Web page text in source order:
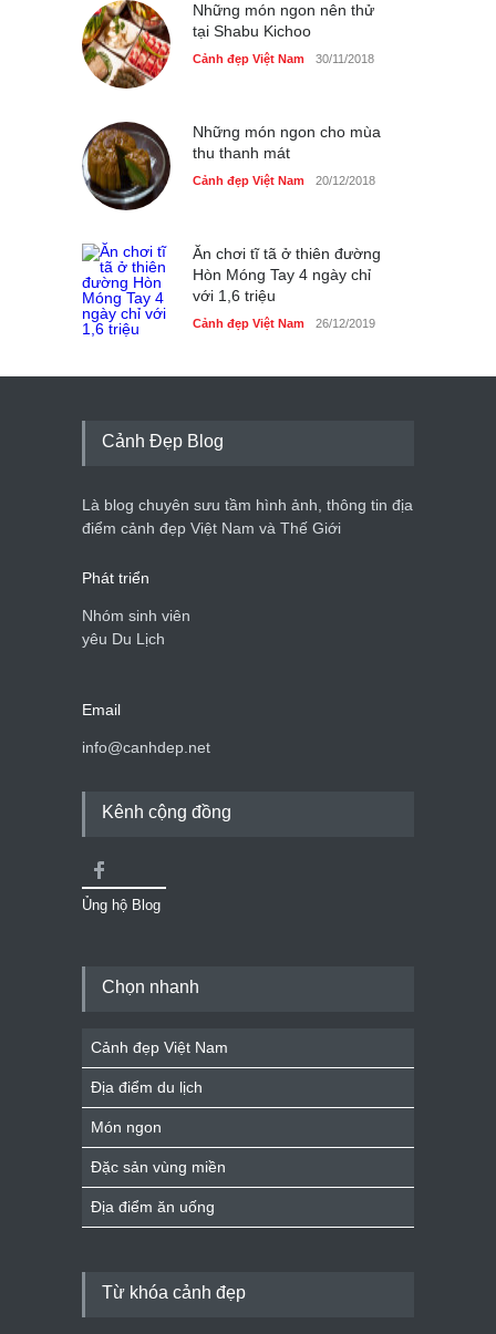
Những món ngon nên thử
tại Shabu Kichoo
Cảnh đẹp Việt Nam 30/11/2018
Những món ngon cho mùa
thu thanh mát
Cảnh đẹp Việt Nam 20/12/2018
Ăn chơi tĩ tã ở thiên đường
Hòn Móng Tay 4 ngày chỉ
với 1,6 triệu
Cảnh đẹp Việt Nam 26/12/2019
Cảnh Đẹp Blog
Là blog chuyên sưu tầm hình ảnh, thông tin địa
điểm cảnh đẹp Việt Nam và Thế Giới
Phát triển
Nhóm sinh viên
yêu Du Lịch
Email
info@canhdep.net
Kênh cộng đồng
Ủng hộ Blog
Chọn nhanh
Cảnh đẹp Việt Nam
Địa điểm du lịch
Món ngon
Đặc sản vùng miền
Địa điểm ăn uống
Từ khóa cảnh đẹp